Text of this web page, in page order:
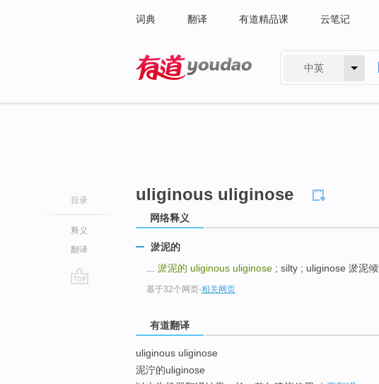
词典 翻译 有道精品课 云笔记
中英
目录
释义
翻译
uliginous uliginose
网络释义
淤泥的
淤泥的 uliginous uliginose ; silty ; uliginose 淤泥
基于32个网页-相关网页
有道翻译
uliginous uliginose
泥泞的uliginose